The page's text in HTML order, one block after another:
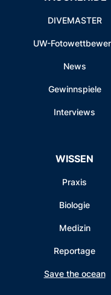
DIVEMASTER
UW-
News
Gewinnspiele
Interviews
WISSEN
Praxis
Biologie
Medizin
Reportage
Save the ocean